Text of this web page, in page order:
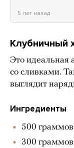
5 лет назад
Клубничный
Это идеальная
со сливками.
выглядит
Ингредиенты
500
300 граммов